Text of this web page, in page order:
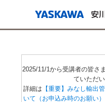
2025/11/1から受講者の皆さ
ていただ
詳細は 【重要】みなし輸出
いて（お申込み時のお願い）